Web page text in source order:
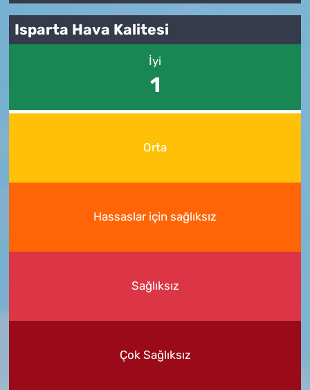
Isparta Hava Kalitesi
İyi
1
Orta
Hassaslar için sağlıksız
Sağlıksız
Çok Sağlıksız